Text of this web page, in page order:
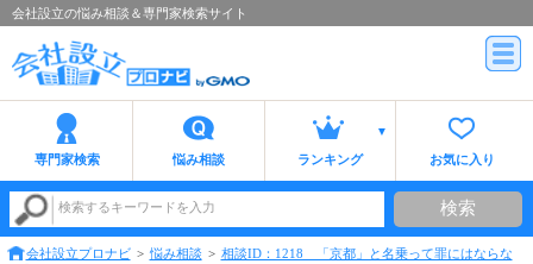
会社設立の悩み相談＆専門家検索サイト
専門家検索 悩み相談 ランキング お気に入り
検索するキーワードを入力 検索
会社設立プロナビ 悩み相談
相談ID：1218 「京都」と名乗って罪にはならな